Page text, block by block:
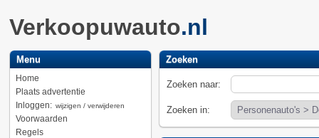
Verkoopuwauto.nl
Menu
Home
Plaats advertentie
Inloggen: wijzigen / verwijderen
Voorwaarden
Regels
Zoeken
Zoeken naar:
Zoeken in: